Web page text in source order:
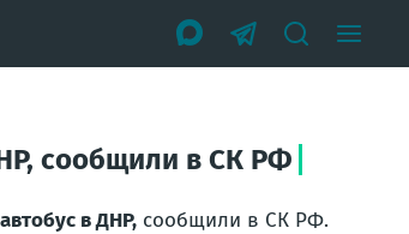
сообщили в СК РФ
в ДНР, сообщили в СК РФ.